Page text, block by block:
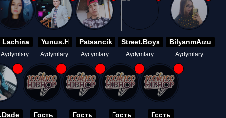
Lachina
Aydymlary
Yunus.H
Aydymlary
Patsancik
Aydymlary
Street.Boys
Aydymlary
BilyanmArzu
Aydymlary
Гость Гость Гость Гость